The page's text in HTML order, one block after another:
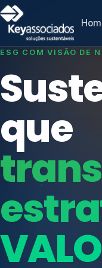
que
SISTEMAS DE
que
Consultoria,
Índices de Mercado
Reputação e Cadeia